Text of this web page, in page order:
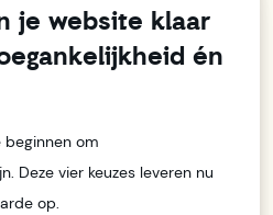
je website klaar
én
om
Deze vier keuzes leveren nu
op.